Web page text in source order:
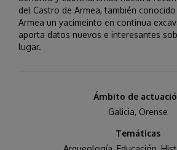
del Castro de Armea, también
Armea un yacimeinto en continua
aporta datos nuevos e interesantes
lugar.
Ámbito de
Galicia, Orense
Temáticas